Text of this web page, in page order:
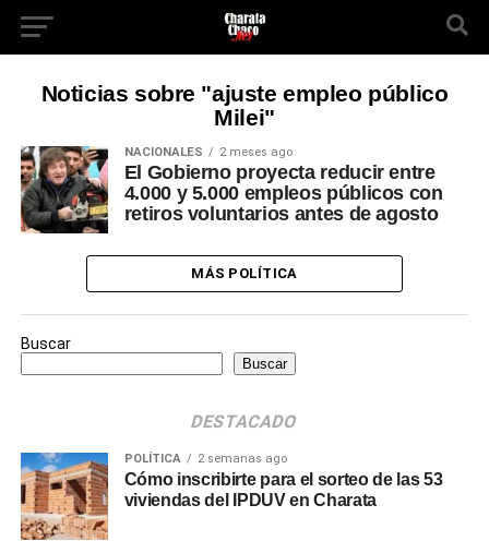
Noticias sobre "ajuste empleo público
Milei"
NACIONALES 2 meses ago
El Gobierno proyecta reducir entre
4.000 y 5.000 empleos públicos con
retiros voluntarios antes de agosto
MÁS POLÍTICA
Buscar
Buscar
DESTACADO
POLÍTICA 2 semanas ago
Cómo inscribirte para el sorteo de las 53
viviendas del IPDUV en Charata